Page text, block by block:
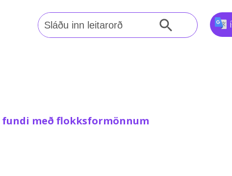
Leita
að:
Leitarhnappur
fundi með flokksformönnum